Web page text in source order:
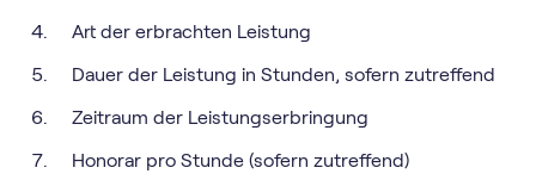
Art der erbrachten Leistung
Dauer der Leistung in Stunden, sofern zutreffend
Zeitraum der Leistungserbringung
Honorar pro Stunde (sofern zutreffend)